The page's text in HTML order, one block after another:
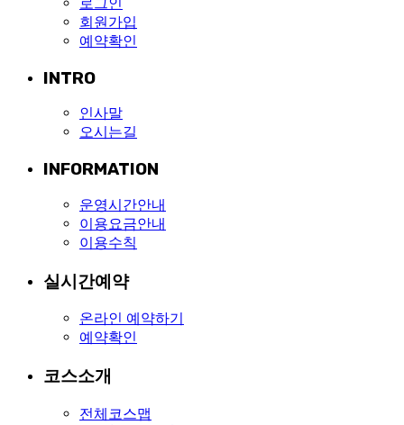
회원가입
예약확인
INTRO
인사말
오시는길
INFORMATION
운영시간안내
이용요금안내
이용수칙
실시간예약
온라인 예약하기
예약확인
코스소개
전체코스맵